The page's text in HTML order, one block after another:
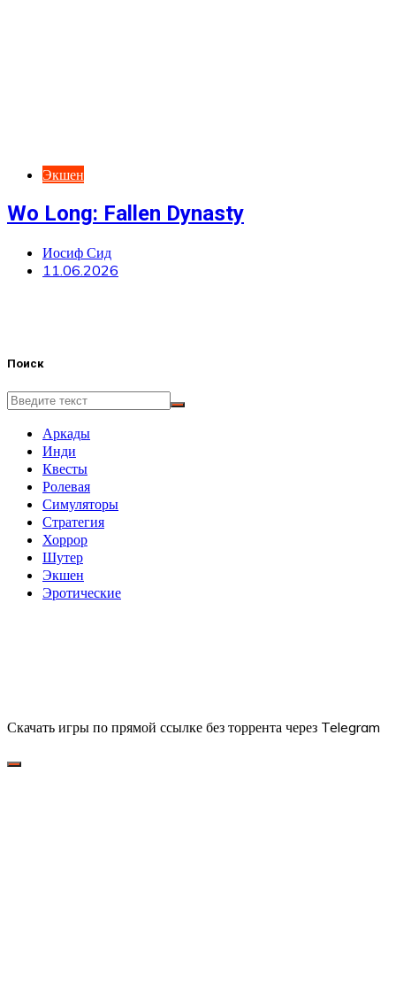
Экшен
Wo Long: Fallen Dynasty
Иосиф Сид
11.06.2026
Поиск
Аркады
Инди
Квесты
Ролевая
Симуляторы
Стратегия
Хоррор
Шутер
Экшен
Эротические
Скачать игры по прямой ссылке без торрента через Telegram